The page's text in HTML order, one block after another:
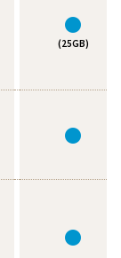
●
(25GB)
●
●